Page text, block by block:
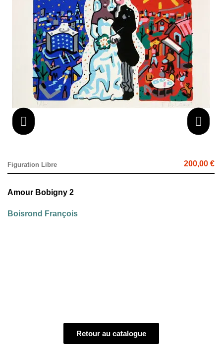
Figuration Libre 200,00 €
Amour Bobigny 2
Boisrond François
Retour au catalogue